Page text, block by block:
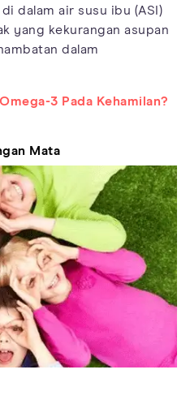
dalam air susu ibu (ASI)
yang kekurangan asupan
dalam
3 Pada Kehamilan?
Mata